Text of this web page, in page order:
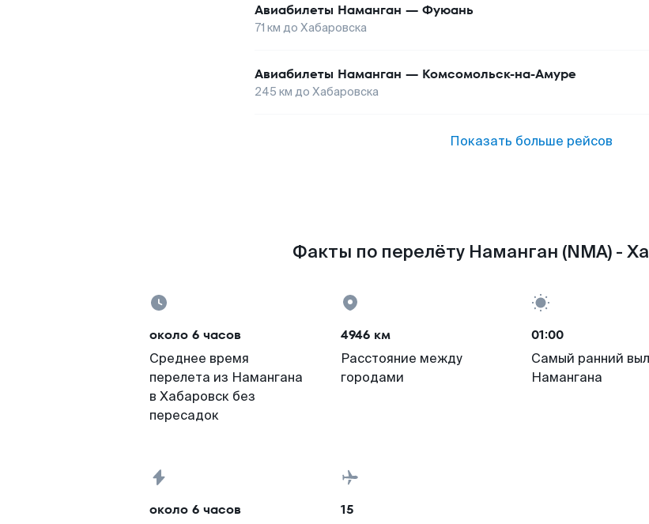
Авиабилеты Наманган — Фуюань
71 км до Хабаровска
Авиабилеты Наманган — Комсомольск-на-Амуре
245 км до Хабаровска
Показать больше рейсов
Факты по перелёту Наманган (NMA) -
около 6 часов
Среднее время
перелета из Намангана
в Хабаровск без
пересадок
4946 км
Расстояние между
городами
01:00
Самый ранний
Намангана
около 6 часов 15